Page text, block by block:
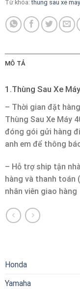
Từ khóa:thung sau xe may
MÔ TẢ
1.Thùng Sau Xe
– Thời gian đặt
Thùng Sau Xe Máy
đóng gói gửi hàng
anh em để thông
– Hỗ trợ ship tận
hàng và thanh toán
nhân viên giao hàng
Honda
Yamaha